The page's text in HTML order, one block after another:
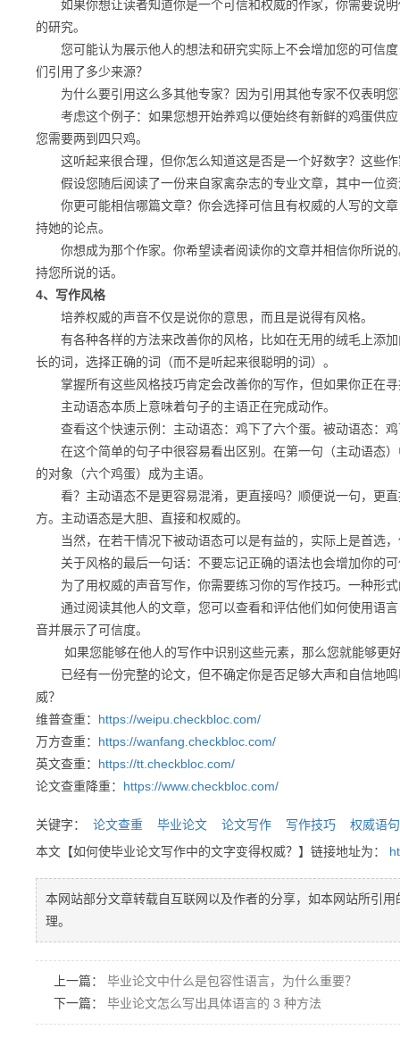
如果你想让读者知道你是一个可信和权威的作家，你需要说明
的研究。
您可能认为展示他人的想法和研究实际上不会增加​​您的可信度
们引用了多少来源？
为什么要引用这么多其他专家？因为引用其他专家不仅表明您
考虑这个例子： 如果您想开始养鸡以便始终有新鲜的鸡蛋供
您需要两到四只鸡。
这听起来很合理，但你怎么知道这是否是一个好数字？ 这些
假设您随后阅读了一份来自家禽杂志的专业文章，其中一位
你更可能相信哪篇文章？ 你会选择可信且有权威的人写的文
持她的论点。
你想成为那个作家。你希望读者阅读你的文章并相信你所说的
持您所说的话。
4、写作风格
培养权威的声音不仅是说你的意思，而且是说得有风格。
有各种各样的方法来改善你的风格，比如在无用的绒毛上添加
长的词，选择正确的词（而不是听起来很聪明的词）。
掌握所有这些风格技巧肯定会改善你的写作，但如果你正在寻
主动语态本质上意味着句子的主语正在完成动作。
查看这个快速示例： 主动语态：鸡下了六个蛋。被动语态：
在这个简单的句子中很容易看出区别。在第一句（主动语态）
的对象（六个鸡蛋）成为主语。
看？主动语态不是更容易混淆，更直接吗？顺便说一句，更直
方。主动语态是大胆、直接和权威的。
当然，在若干情况下被动语态可以是有益的，实际上是首选，
关于风格的最后一句话：不要忘记正确的语法也会增加你的可
为了用权威的声音写作，你需要练习你的写作技巧。 一种形
通过阅读其他人的文章，您可以查看和评估他们如何使用语言
音并展示了可信度。
如果您能够在他人的写作中识别这些元素，那么您就能够更
已经有一份完整的论文，但不确定你是否足够大声和自信地鸣
威？
维普查重： https://weipu.checkbloc.com/
万方查重： https://wanfang.checkbloc.com/
英文查重： https://tt.checkbloc.com/
论文查重降重： https://www.checkbloc.com/
关键字： 论文查重 毕业论文 论文写作 写作技巧
权威语句
本文【如何使毕业论文写作中的文字变得权威？】链接地址为：
本网站部分文章转载自互联网以及作者的分享，如本网站所引
理。
上一篇： 毕业论文中什么是包容性语言，为什么重要？
下一篇： 毕业论文怎么写出具体语言的 3 种方法